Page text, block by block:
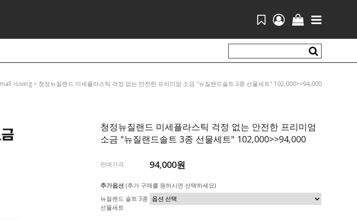
>living > 청정뉴질랜드 미세플라스틱 걱정 없는 안전한 프리미엄 소금 "뉴질랜드솔트 3종 선물세트" 102,000>>94,000
청정뉴질랜드 미세플라스틱 걱정 없는 안전한 프리미엄
소금 "뉴질랜드솔트 3종 선물세트" 102,000>>94,000
판매가격 94,000원
추가옵션 (추가 구매를 원하시면 선택하세요)
뉴질랜드 솔트 3종
선물세트